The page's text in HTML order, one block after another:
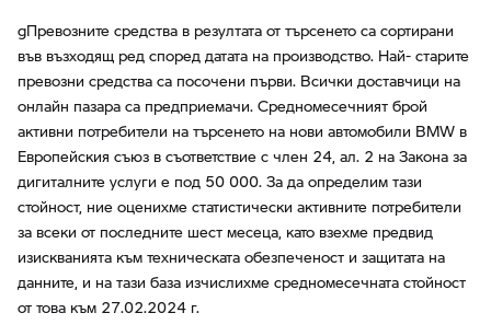
gПревозните средства в резултата от търсенето са сортирани
във възходящ ред според датата на производство. Най- старите
превозни средства са посочени първи. Всички доставчици на
онлайн пазара са предприемачи. Средномесечният брой
активни потребители на търсенето на нови автомобили BMW в
Европейския съюз в съответствие с член 24, ал. 2 на Закона за
дигиталните услуги е под 50 000. За да определим тази
стойност, ние оценихме статистически активните потребители
за всеки от последните шест месеца, като взехме предвид
изискванията към техническата обезпеченост и защитата на
данните, и на тази база изчислихме средномесечната стойност
от това към 27.02.2024 г.